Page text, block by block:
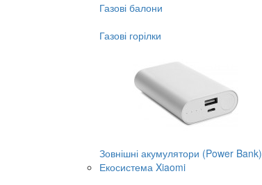
Газові балони
Газові горілки
Зовнішні акумулятори (Power Bank)
Екосистема Xiaomi